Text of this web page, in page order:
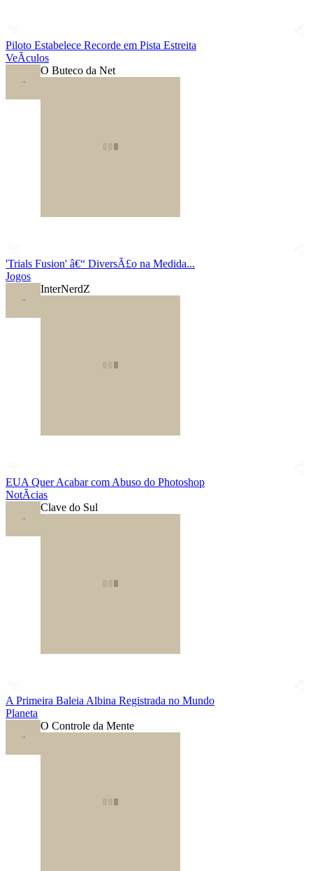
Piloto Estabelece Recorde em Pista Estreita
VeÃ­culos
O Buteco da Net
'Trials Fusion' â€“ DiversÃ£o na Medida...
Jogos
InterNerdZ
EUA Quer Acabar com Abuso do Photoshop
NotÃ­cias
Clave do Sul
A Primeira Baleia Albina Registrada no Mundo
Planeta
O Controle da Mente